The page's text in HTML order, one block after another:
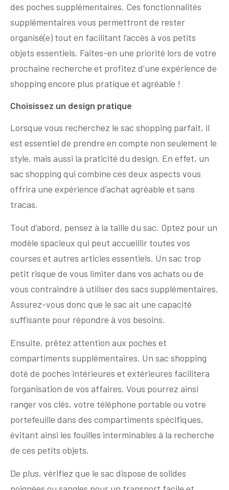
des poches supplémentaires. Ces fonctionnalités
supplémentaires vous permettront de rester
organisé(e) tout en facilitant l’accès à vos petits
objets essentiels. Faites-en une priorité lors de votre
prochaine recherche et profitez d’une expérience de
shopping encore plus pratique et agréable !
Choisissez un design pratique
Lorsque vous recherchez le sac shopping parfait, il
est essentiel de prendre en compte non seulement le
style, mais aussi la praticité du design. En effet, un
sac shopping qui combine ces deux aspects vous
offrira une expérience d’achat agréable et sans
tracas.
Tout d’abord, pensez à la taille du sac. Optez pour un
modèle spacieux qui peut accueillir toutes vos
courses et autres articles essentiels. Un sac trop
petit risque de vous limiter dans vos achats ou de
vous contraindre à utiliser des sacs supplémentaires.
Assurez-vous donc que le sac ait une capacité
suffisante pour répondre à vos besoins.
Ensuite, prêtez attention aux poches et
compartiments supplémentaires. Un sac shopping
doté de poches intérieures et extérieures facilitera
l’organisation de vos affaires. Vous pourrez ainsi
ranger vos clés, votre téléphone portable ou votre
portefeuille dans des compartiments spécifiques,
évitant ainsi les fouilles interminables à la recherche
de ces petits objets.
De plus, vérifiez que le sac dispose de solides